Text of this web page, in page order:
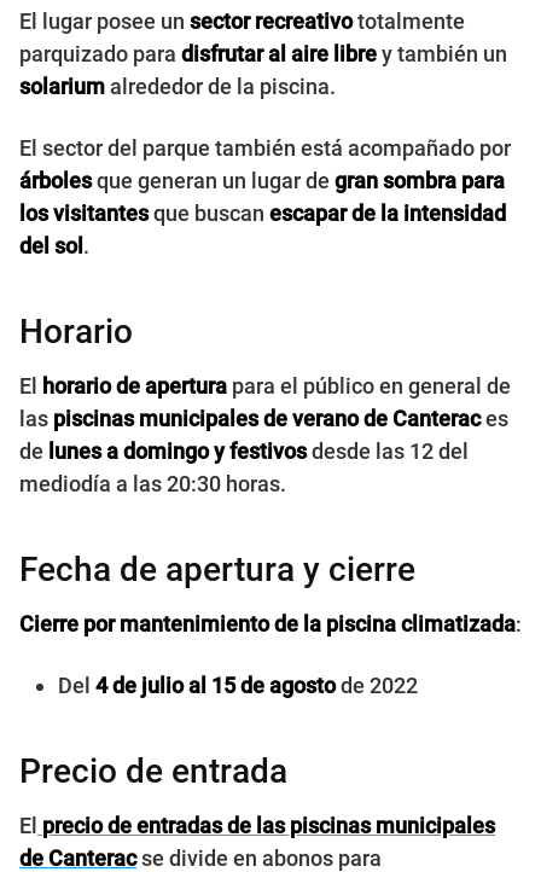
El lugar posee un sector recreativototalmente
parquizado para disfrutar al aire librey también un
solariumalrededor de la piscina.
El sector del parque también está acompañado por
árbolesque generan un lugar de gran sombra para
los visitantesque buscan escapar de la intensidad
del sol.
Horario
El horario de apertura para el público en general de
las piscinas municipales de verano de Canteraces
de lunes a domingo y festivosdesde las 12 del
mediodía a las 20:30 horas.
Fecha de apertura y cierre
Cierre por mantenimiento de la piscina climatizada:
Del 4 de julio al 15 de agostode 2022
Precio de entrada
El precio de entradasde las piscinas municipales
de Canteracse divide en abonos para